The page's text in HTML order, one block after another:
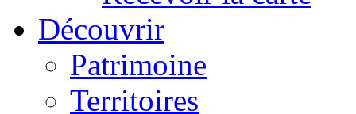
Découvrir
Patrimoine
Territoires